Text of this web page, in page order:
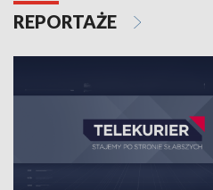
REPORTAŻE